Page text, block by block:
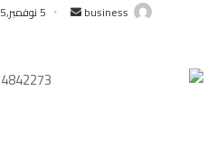
business
أرسل 5 نوفمبر,2015